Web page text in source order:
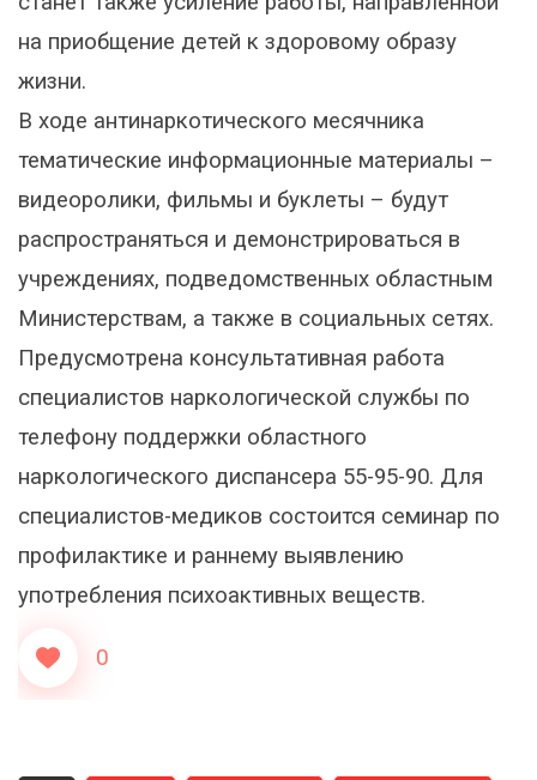
на приобщение детей к здоровому образу
жизни.
В ходе антинаркотического месячника
тематические информационные материалы –
видеоролики, фильмы и буклеты – будут
распространяться и демонстрироваться в
учреждениях, подведомственных областным
Министерствам, а также в социальных сетях.
Предусмотрена консультативная работа
специалистов наркологической службы по
телефону поддержки областного
наркологического диспансера 55-95-90. Для
специалистов-медиков состоится семинар по
профилактике и раннему выявлению
употребления психоактивных веществ.
0